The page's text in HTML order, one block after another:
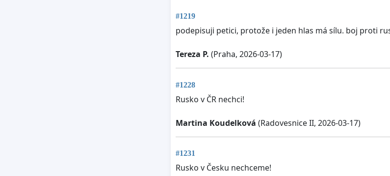
#1219
podepisuji petici, protože i jeden hlas má sílu. boj proti
Tereza P. (Praha, 2026-03-17)
#1228
Rusko v ČR nechci!
Martina Koudelková (Radovesnice II, 2026-03-17)
#1231
Rusko v Česku nechceme!